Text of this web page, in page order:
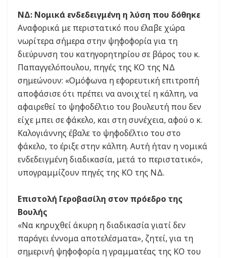
ΝΔ: Nομικά ενδεδειγμένη η λύση που δόθηκε
Αναφορικά με περιστατικό που έλαβε χώρα
νωρίτερα σήμερα στην ψηφοφορία για τη
διεύρυνση του κατηγορητηρίου σε βάρος του κ.
Παπαγγελόπουλου, πηγές της ΚΟ της ΝΔ
σημεώνουν: «Ομόφωνα η εφορευτική επιτροπή
αποφάσισε ότι πρέπει να ανοιχτεί η κάλπη, να
αφαιρεθεί το ψηφοδέλτιο του βουλευτή που δεν
είχε μπει σε φάκελο, και στη συνέχεια, αφού ο κ.
Καλογιάννης έβαλε το ψηφοδέλτιο του στο
φάκελο, το έριξε στην κάλπη. Αυτή ήταν η νομικά
ενδεδειγμένη διαδικασία, μετά το περιστατικό»,
υπογραμμίζουν πηγές της ΚΟ της ΝΔ.
Επιστολή Γεροβασίλη στον πρόεδρο της
Βουλής
«Να κηρυχθεί άκυρη η διαδικασία γιατί δεν
παράγει έννομα αποτελέσματα», ζητεί, για τη
σημερινή ψηφοφορία η γραμματέας της ΚΟ του